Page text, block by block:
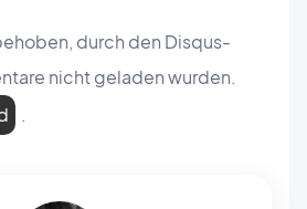
durch den Disqus-
nicht geladen wurden.
.